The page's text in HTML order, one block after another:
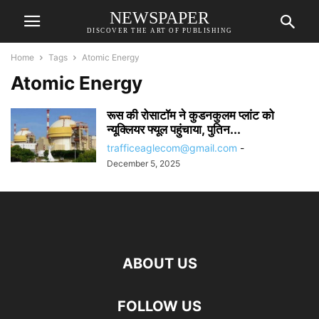
NEWSPAPER
DISCOVER THE ART OF PUBLISHING
Home Tags Atomic Energy
Atomic Energy
रूस की रोसाटॉम ने कुडनकुलम प्लांट को
न्यूक्लियर फ्यूल पहुंचाया, पुतिन...
trafficeaglecom@gmail.com -
December 5, 2025
ABOUT US
FOLLOW US